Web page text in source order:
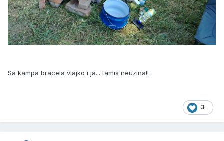
Sa kampa bracela vlajko i ja... tamis neuzina!!
3